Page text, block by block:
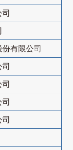
有限公司